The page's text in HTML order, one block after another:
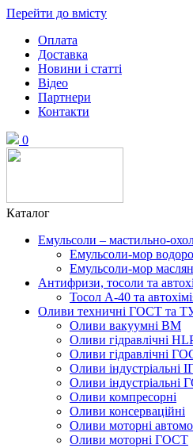
Перейти до вмісту
Оплата
Доставка
Новини і статті
Відео
Партнери
Контакти
0
Каталог
Емульсоли – мастильно-
Емульсоли-мор
Емульсоли-мор
Антифризи, тосоли та
Тосол А-40 та
Оливи техничні ГОСТ та
Оливи вакуумні ВМ
Оливи гідравлічні
Оливи гідравлічні
Оливи індустріальні
Оливи індустріальні
Оливи компресорні
Оливи консерваційні
Оливи моторні
Оливи моторні ГОСТ